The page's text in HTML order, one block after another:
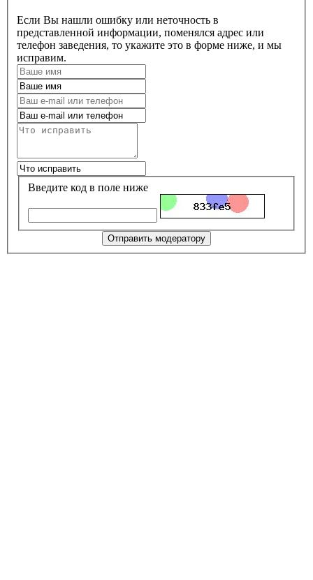
Если Вы нашли ошибку или неточность в
представленной информации, поменялся адрес или
телефон заведения, то укажите это в форме ниже, и мы
исправим.
Введите код в поле ниже
Отправить модератору